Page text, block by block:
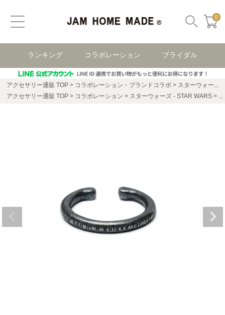
0
ランキング コラボレーション ブライダル
アクセサリー通販 TOP コラボレーション・ブランドコラボ
スターウォーズ(STAR WARS)
アクセサリー通販 TOP
コラボレーション スターウォーズ - STAR WARS